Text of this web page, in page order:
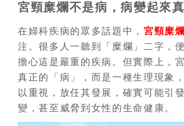
宮頸糜爛不是病，病變起來真
在婦科疾病的眾多話題中，宮頸糜爛
注。很多人一聽到「糜爛」二字，
擔心這是嚴重的疾病。但實際上，
真正的「病」，而是一種生理現象
以重視，放任其發展，確實可能引
變，甚至威脅到女性的生命健康。